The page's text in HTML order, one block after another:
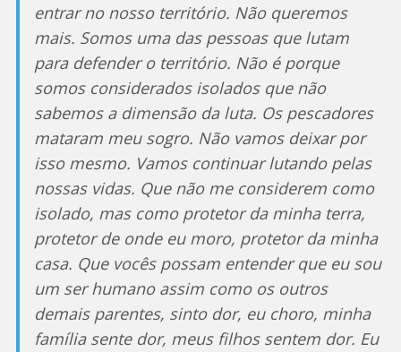
entrar no nosso território. Não queremos
mais. Somos uma das pessoas que lutam
para defender o território. Não é porque
somos considerados isolados que não
sabemos a dimensão da luta. Os pescadores
mataram meu sogro. Não vamos deixar por
isso mesmo. Vamos continuar lutando pelas
nossas vidas. Que não me considerem como
isolado, mas como protetor da minha terra,
protetor de onde eu moro, protetor da minha
casa. Que vocês possam entender que eu sou
um ser humano assim como os outros
demais parentes, sinto dor, eu choro, minha
família sente dor, meus filhos sentem dor. Eu